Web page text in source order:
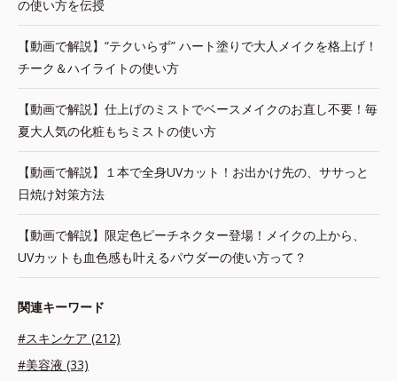
の使い方を伝授
【動画で解説】“テクいらず” ハート塗りで大人メイクを格上げ！
チーク＆ハイライトの使い方
【動画で解説】仕上げのミストでベースメイクのお直し不要！毎
夏大人気の化粧もちミストの使い方
【動画で解説】１本で全身UVカット！お出かけ先の、ササっと
日焼け対策方法
【動画で解説】限定色ピーチネクター登場！メイクの上から、
UVカットも血色感も叶えるパウダーの使い方って？
関連キーワード
#スキンケア (212)
#美容液 (33)